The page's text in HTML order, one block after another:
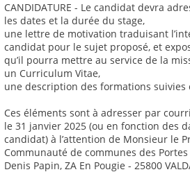
CANDIDATURE - Le candidat devra
les dates et la durée du stage,
une lettre de motivation traduisant
candidat pour le sujet proposé, et
qu’il pourra mettre au service de la
un Curriculum Vitae,
une description des formations suivies
Ces éléments sont à adresser par
le 31 janvier 2025 (ou en fonction des
candidat) à l’attention de Monsieur le
Communauté de communes des
Denis Papin, ZA En Pougie - 25800